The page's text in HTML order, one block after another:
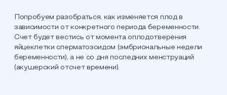
Попробуем разобраться, как изменяется плод в
зависимости от конкретного периода беременности.
Счет будет вестись от момента оплодотверения
яйцеклетки сперматозоидом (эмбриональные недели
беременности), а не со дня последних менструаций
(акушерский отсчет времени).